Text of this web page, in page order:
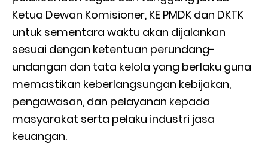
Ketua Dewan Komisioner, KE PMDK dan DKTK
untuk sementara waktu akan dijalankan
sesuai dengan ketentuan perundang-
undangan dan tata kelola yang berlaku guna
memastikan keberlangsungan kebijakan,
pengawasan, dan pelayanan kepada
masyarakat serta pelaku industri jasa
keuangan.